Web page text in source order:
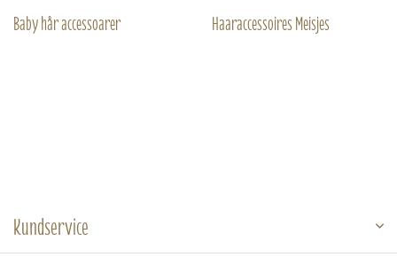
Baby hår accessoarer Haaraccessoires Meisjes
Kundservice